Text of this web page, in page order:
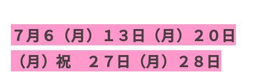
７月６（月）１３日（月）２０日
（月）祝 ２７日（月）２８日